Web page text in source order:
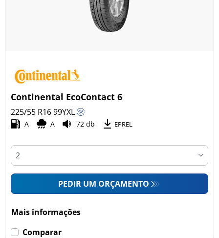
Continental EcoContact 6
225/55 R1699YXL
A A 72 db EPREL
PEDIR UM ORÇAMENTO
Mais informações
Comparar